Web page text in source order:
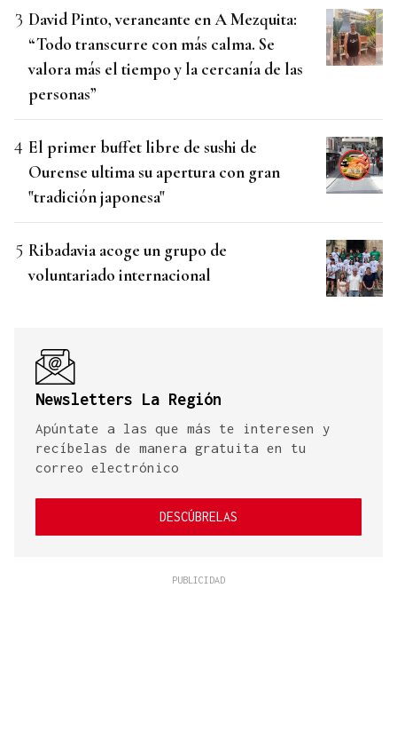
David Pinto, veraneante en A Mezquita:
“Todo transcurre con más calma. Se
valora más el tiempo y la cercanía de las
personas”
El primer buffet libre de sushi de
Ourense ultima su apertura con gran
"tradición japonesa"
Ribadavia acoge un grupo de
voluntariado internacional
Newsletters La Región
Apúntate a las que más te interesen y
recíbelas de manera gratuita en tu
correo electrónico
DESCÚBRELAS